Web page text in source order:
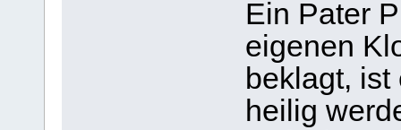
Ein Pater
eigenen
beklagt,
heilig